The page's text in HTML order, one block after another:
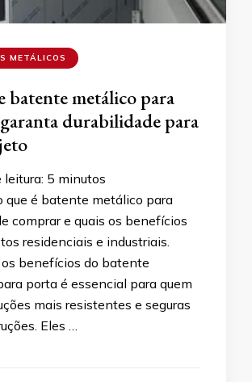
METÁLICOS
batente metálico para
durabilidade para
leitura: 5 minutos
que é batente metálico para
comprar e quais os benefícios
residenciais e industriais.
benefícios do batente
porta é essencial para quem
mais resistentes e seguras
Eles …